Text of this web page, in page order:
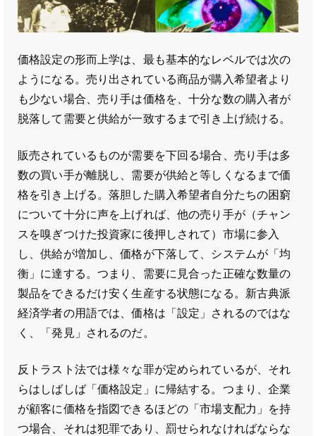
価格設定の形而上学は、最も基本的なレベルでは次の
ようになる。売り出されている商品が購入希望者より
も少ない場合、売り手は価格を、十分な数の購入者が
脱落して需要と供給が一致するまで引き上げ続ける。
販売されているものが需要を下回る場合、売り手は多
数の買い手が離脱し、需要が供給と等しくなるまで価
格を引き上げる。落胆した購入希望者自分たちの困窮
について十分に声を上げれば、他の売り手が（チャン
スを嗅ぎつけた投資家に後押しされて）市場に参入
し、供給が増加し、価格が下落して、システムが「均
衡」に達する。つまり、需要に見合った正確な数量の
製品をできるだけ安く生産する状態になる。新古典派
経済学者の用語では、価格は「設定」されるのではな
く、「発見」されるのだ。
反トラスト法では様々な罪が定められているが、それ
らはしばしば「価格設定」に帰結する。つまり、企業
が顧客に価格を指図できるほどの「市場支配力」を持
つ場合、それは犯罪であり、罰せられなければならな